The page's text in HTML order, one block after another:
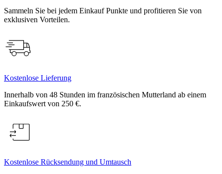
Sammeln Sie bei jedem Einkauf Punkte und profitieren Sie von
exklusiven Vorteilen.
Kostenlose Lieferung
Innerhalb von 48 Stunden im französischen Mutterland ab einem
Einkaufswert von 250 €.
Kostenlose Rücksendung und Umtausch